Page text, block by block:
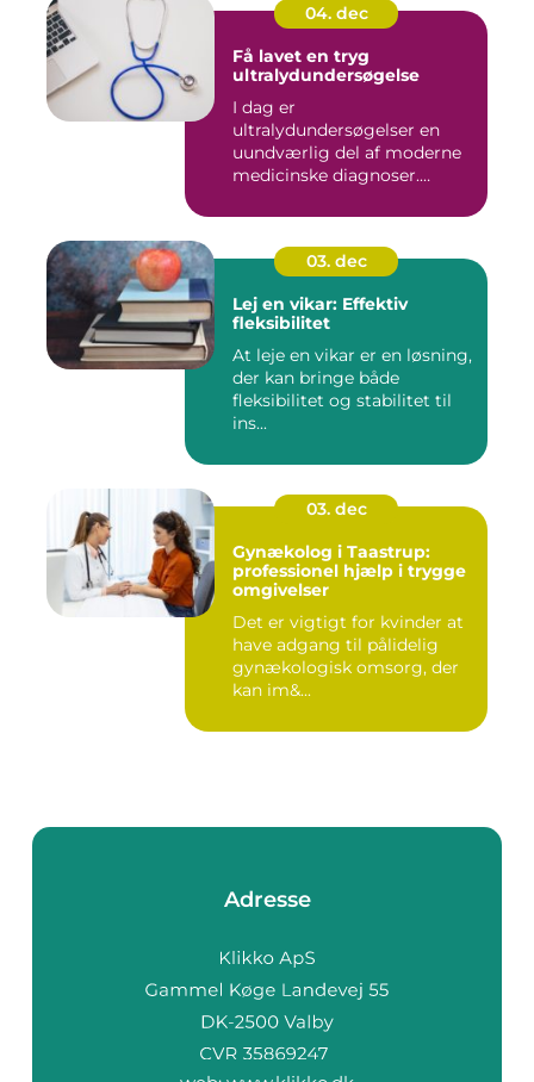
04. dec
Få lavet en tryg
ultralydundersøgelse
I dag er
ultralydundersøgelser en
uundværlig del af moderne
medicinske diagnoser.
03. dec
Lej en vikar: Effektiv
fleksibilitet
At leje en vikar er en løsning,
der kan bringe både
fleksibilitet og stabilitet til
ins...
03. dec
Gynækolog i Taastrup:
professionel hjælp i trygge
omgivelser
Det er vigtigt for kvinder at
have adgang til pålidelig
gynækologisk omsorg, der
kan im&...
Adresse